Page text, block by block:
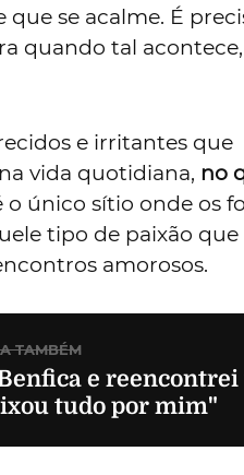
se acalme. É
quando tal
e irritantes que
vida quotidiana, no
o único sítio onde os
tipo de paixão que
amorosos.
TAMBÉM
e
tudo por mim"